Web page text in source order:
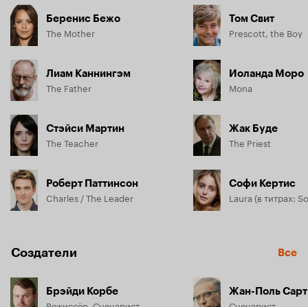
Беренис Бежо
The Mother
Лиам Каннингэм
The Father
Стэйси Мартин
The Teacher
Роберт Паттинсон
Charles / The Leader
Том Свит
Prescott, the Boy
Иоланда Моро
Mona
Жак Буде
The Priest
Софи Кертис
Laura (в титрах:
Создатели Все
Брэйди Корбе Жан-Поль